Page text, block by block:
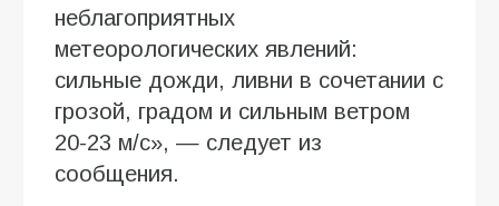
неблагоприятных
метеорологических явлений:
сильные дожди, ливни в сочетании с
грозой, градом и сильным ветром
20-23 м/с», — следует из
сообщения.